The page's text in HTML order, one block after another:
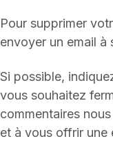
Pour supprimer
envoyer un email
Si possible,
vous souhaitez
commentaires
et à vous offrir une